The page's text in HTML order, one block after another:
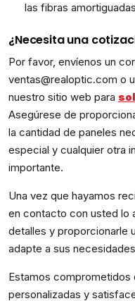
las fibras
¿Necesita una
Por favor, envíenos un
ventas@realoptic.com o
nuestro sitio web para
Asegúrese de
la cantidad de paneles
especial y cualquier otra
importante.
Una vez que hayamos
en contacto con usted lo
detalles y proporcionarle
adapte a sus
Estamos
personalizadas y